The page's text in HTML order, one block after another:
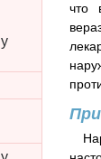
что